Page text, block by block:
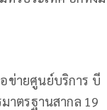
อข่ายศูนย์บริการ บี
าตรฐานสากล 19